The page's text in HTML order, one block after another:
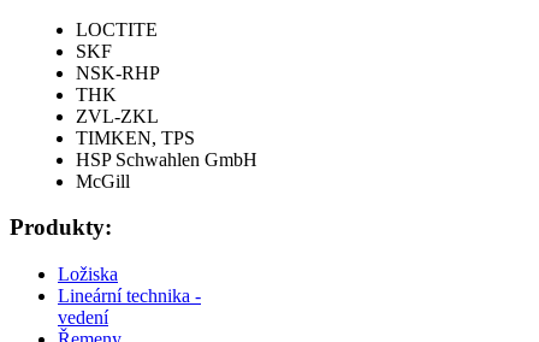
LOCTITE
SKF
NSK-RHP
THK
ZVL-ZKL
TIMKEN, TPS
HSP Schwahlen GmbH
McGill
Produkty:
Ložiska
Lineární technika -
vedení